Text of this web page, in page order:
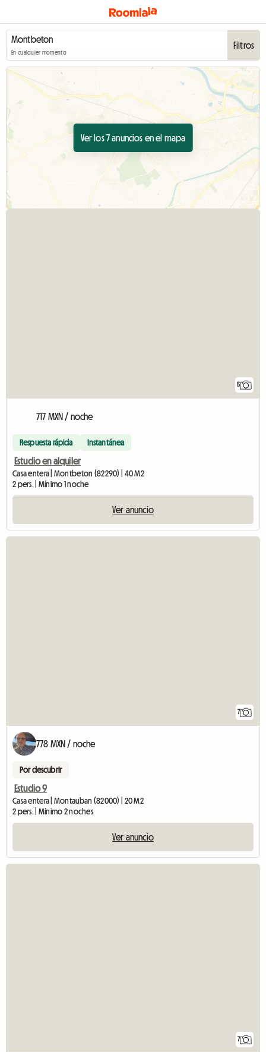
En cualquier momento
Filtros
Ver los 7 anuncios en el mapa
5
717 MXN / noche
Respuesta rápida Instantánea
Estudio en alquiler
Casa entera | Montbeton (82290) | 40 M2
2 pers. | Mínimo 1 noche
Ver anuncio
7
778 MXN / noche
Por descubrir
Estudio 9
Casa entera | Montauban (82000) | 20 M2
2 pers. | Mínimo 2 noches
Ver anuncio
7